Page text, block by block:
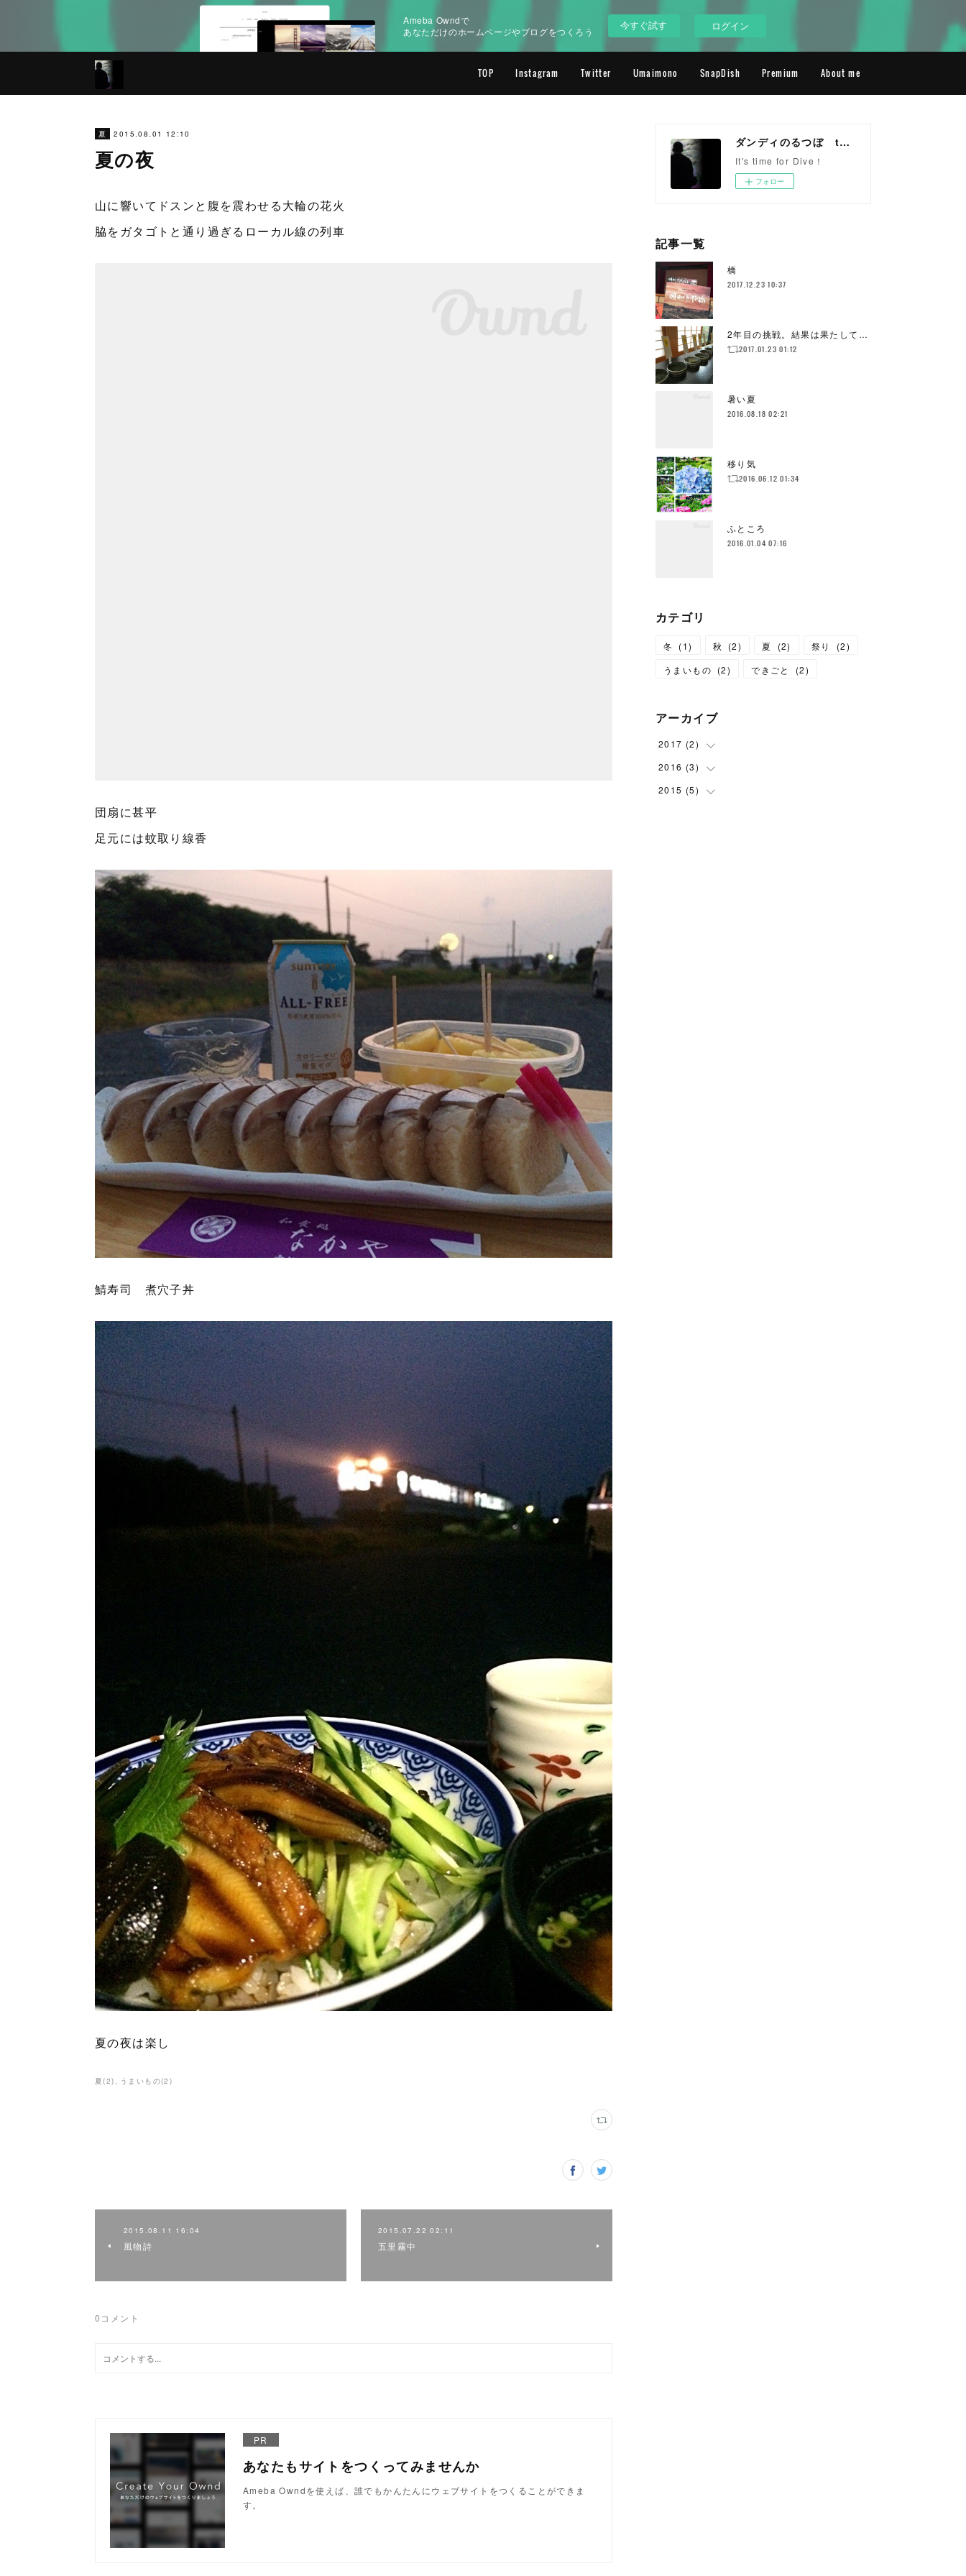
Ameba Owndで
あなただけのホームページやブログをつくろう
今すぐ試す ログイン
TOP Instagram Twitter Umaimono SnapDish Premium About me
夏 2015.08.01 12:10
夏の夜
山に響いてドスンと腹を震わせる大輪の花火
脇をガタゴトと通り過ぎるローカル線の列車
団扇に甚平
足元には蚊取り線香
鯖寿司 煮穴子丼
夏の夜は楽し
夏(2) うまいもの(2 )
2015.08.11 16:04
風物詩
2015.07.22 02:11
五里霧中
0 コメント
PR
あなたもサイトをつくってみませんか
Ameba Owndを使えば、誰でもかんたんにウェブサイトをつくることができま
す。
ダンディのるつぼ the next generation
It's time for Dive！
フォロー
記事一覧
橋
2017.12.23 10:37
2年目の挑戦。結果は果たして…
2017.01.23 01:12
暑い夏
2016.08.18 02:21
移り気
2016.06.12 01:34
ふところ
2016.01.04 07:16
カテゴリ
冬 (1) 秋 (2) 夏 (2) 祭り (2)
うまいもの (2) できごと (2)
アーカイブ
2017 (2)
(1
(1
2016 (3)
(1
2015 (5)